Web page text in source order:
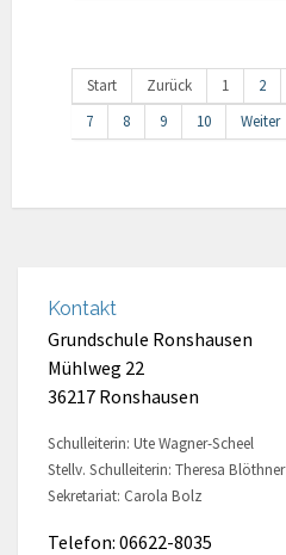
Kontakt
Grundschule Ronshausen
Mühlweg 22
36217 Ronshausen
Schulleiterin: Ute Wagner-Scheel
Stellv. Schulleiterin: Theresa Blöthner
Sekretariat: Carola Bolz
Telefon: 06622-8035
Start Zurück 1 2
7
8 9 10 Weiter